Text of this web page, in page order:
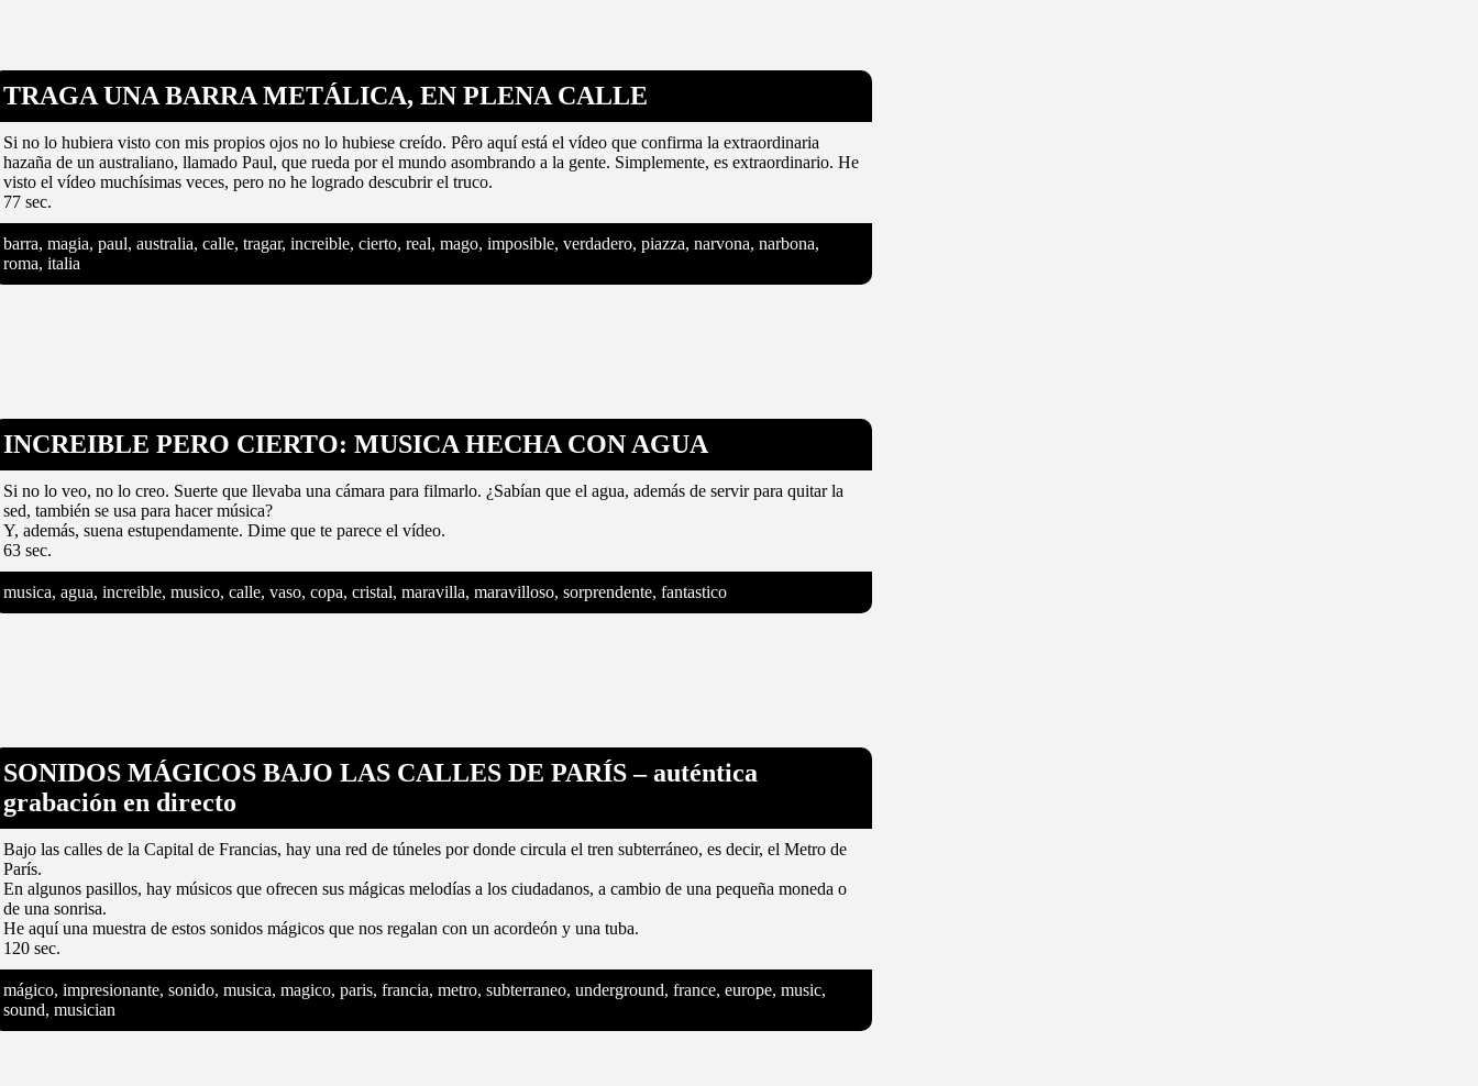
TRAGA UNA BARRA METÁLICA, EN PLENA CALLE
Si no lo hubiera visto con mis propios ojos no lo hubiese creído. Pêro aquí está el vídeo que confirma la extraordinaria
hazaña de un australiano, llamado Paul, que rueda por el mundo asombrando a la gente. Simplemente, es extraordinario. He
visto el vídeo muchísimas veces, pero no he logrado descubrir el truco.
77 sec.
barra, magia, paul, australia, calle, tragar, increible, cierto, real, mago, imposible, verdadero, piazza, narvona, narbona,
roma, italia
INCREIBLE PERO CIERTO: MUSICA HECHA CON AGUA
Si no lo veo, no lo creo. Suerte que llevaba una cámara para filmarlo. ¿Sabían que el agua, además de servir para quitar la
sed, también se usa para hacer música?
Y, además, suena estupendamente. Dime que te parece el vídeo.
63 sec.
musica, agua, increible, musico, calle, vaso, copa, cristal, maravilla, maravilloso, sorprendente, fantastico
SONIDOS MÁGICOS BAJO LAS CALLES DE PARÍS – auténtica
grabación en directo
Bajo las calles de la Capital de Francias, hay una red de túneles por donde circula el tren subterráneo, es decir, el Metro de
París.
En algunos pasillos, hay músicos que ofrecen sus mágicas melodías a los ciudadanos, a cambio de una pequeña moneda o
de una sonrisa.
He aquí una muestra de estos sonidos mágicos que nos regalan con un acordeón y una tuba.
120 sec.
mágico, impresionante, sonido, musica, magico, paris, francia, metro, subterraneo, underground, france, europe, music,
sound, musician